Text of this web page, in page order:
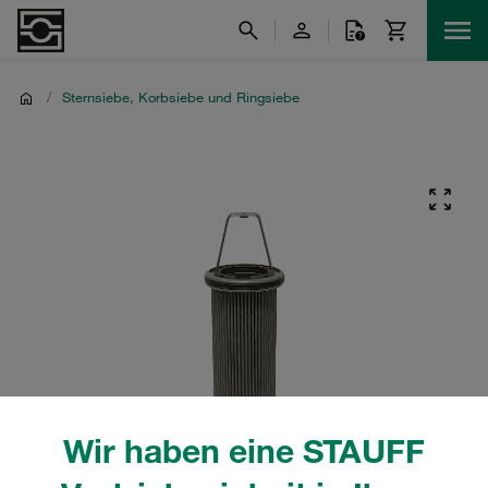
Wir haben eine STAUFF
/ Sternsiebe, Korbsiebe und Ringsiebe